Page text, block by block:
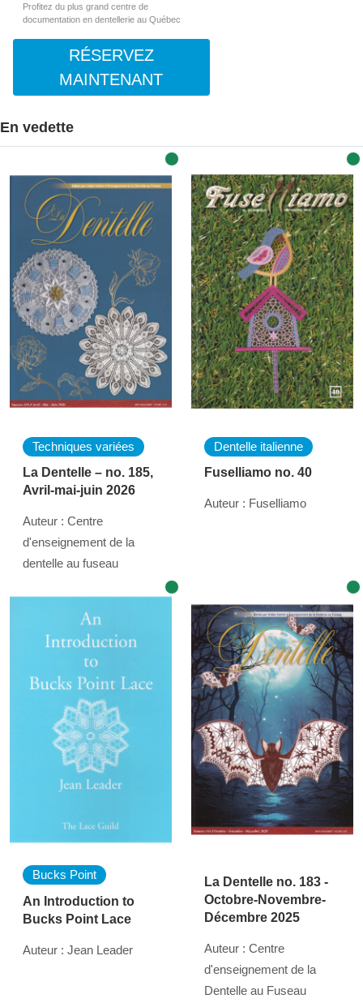
Profitez du plus grand centre de
documentation en dentellerie au Québec
RÉSERVEZ
MAINTENANT
En vedette
Techniques variées
La Dentelle – no. 185,
Avril-mai-juin 2026
Auteur : Centre
d'enseignement de la
dentelle au fuseau
Dentelle italienne
Fuselliamo no. 40
Auteur : Fuselliamo
Bucks Point
An Introduction to
Bucks Point Lace
Auteur : Jean Leader
La Dentelle no. 183 -
Octobre-Novembre-
Décembre 2025
Auteur : Centre
d'enseignement de la
Dentelle au Fuseau